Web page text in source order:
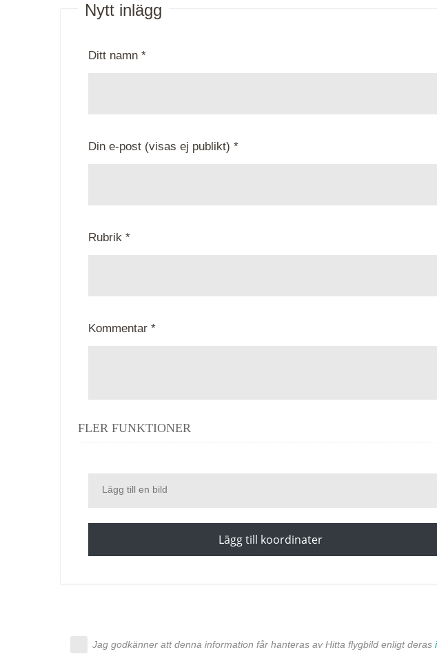
Nytt inlägg
Ditt namn *
Din e-post (visas ej publikt) *
Rubrik *
Kommentar *
FLER FUNKTIONER
Lägg till en bild
Lägg till koordinater
Jag godkänner att denna information får hanteras av Hitta flygbild enligt deras